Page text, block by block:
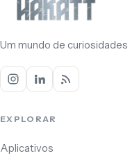
Um mundo de curiosidades
EXPLORAR
Aplicativos